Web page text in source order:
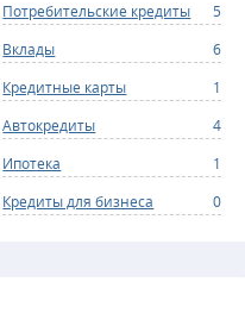
Потребительские кредиты
5
Вклады
6
Кредитные карты
1
Автокредиты
4
Ипотека
1
Кредиты для бизнеса
0